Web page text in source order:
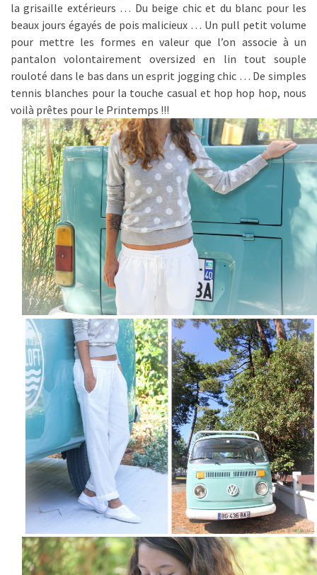
la grisaille extérieurs … Du beige chic et du blanc pour les
beaux jours égayés de pois malicieux … Un pull petit volume
pour mettre les formes en valeur que l’on associe à un
pantalon volontairement oversized en lin tout souple
rouloté dans le bas dans un esprit jogging chic … De simples
tennis blanches pour la touche casual et hop hop hop, nous
voilà prêtes pour le Printemps !!!